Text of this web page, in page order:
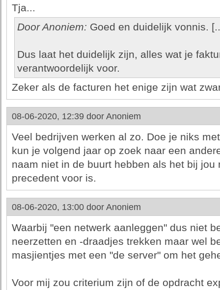
Tja...
Door Anoniem: Goed en duidelijk vonnis.
Dus laat het duidelijk zijn, alles wat je
verantwoordelijk voor.
Zeker als de facturen het enige zijn wat
08-06-2020, 12:39 door Anoniem
Veel bedrijven werken al zo. Doe je niks
kun je volgend jaar op zoek naar een
naam niet in de buurt hebben als het bij
precedent voor is.
08-06-2020, 13:00 door Anoniem
Waarbij "een netwerk aanleggen" dus niet
neerzetten en -draadjes trekken maar wel
masjientjes met een "de server" om het
Voor mij zou criterium zijn of de opdracht